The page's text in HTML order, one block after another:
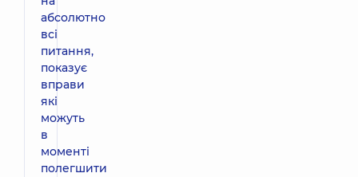
абсолютно
всі
питання,
показує
вправи
які
можуть
в
моменті
полегшити